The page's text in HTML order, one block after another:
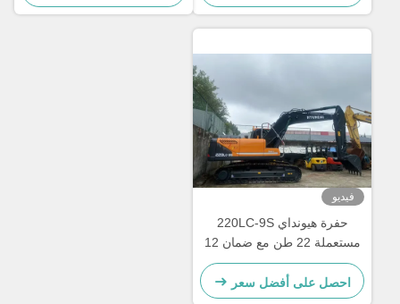
فيديو
حفرة هيونداي 220LC-9S
مستعملة 22 طن مع ضمان 12
شهرا
احصل على أفضل سعر